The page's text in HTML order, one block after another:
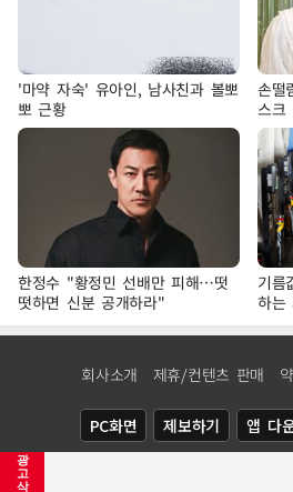
광
고
삭
'마약 자숙' 유아인, 남사친과 볼뽀
뽀 근황
손떨
스크
한정수 "황정민 선배만 피해…떳
떳하면 신분 공개하라"
기
하는
회사소개 제휴/컨텐츠 판매
PC화면 제보하기 앱 다